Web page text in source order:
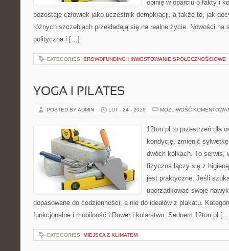
opinię w oparciu o fakty i
pozostaje człowiek jako uczestnik demokracji, a także to, jak
różnych szczeblach przekładają się na realne życie. Nowości na
polityczna i […]
CATEGORIES: CROWDFUNDING I INWESTOWANIE SPOŁECZNOŚCIOWE
YOGA I PILATES
POSTED BY ADMIN LUT - 24 - 2026 MOŻLIWOŚĆ
12ton.pl to przestrzeń dla
kondycję, zmienić
dwóch kółkach. To
fizyczna łączy się z
jest praktyczne. Jeśli
uporządkować swoje
dopasowane do codzienności, a nie do ideałów z plakatu.
funkcjonalne i mobilność i Rower i kolarstwo. Sednem 12ton.pl
CATEGORIES: MIEJSCA Z KLIMATEM